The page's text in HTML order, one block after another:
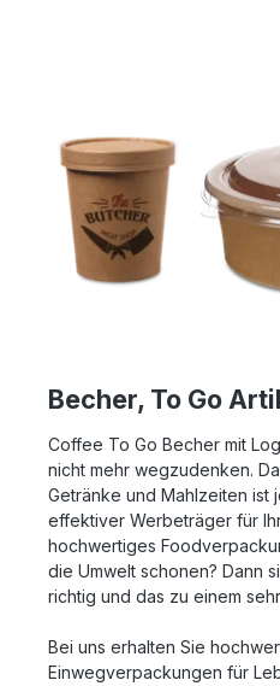
Becher, To Go
Coffee To Go Becher mit
nicht mehr wegzudenken.
Getränke und Mahlzeiten ist
effektiver Werbeträger für
hochwertiges
die Umwelt schonen? Dann
richtig und das zu einem
Bei uns erhalten Sie
Einwegverpackungen für